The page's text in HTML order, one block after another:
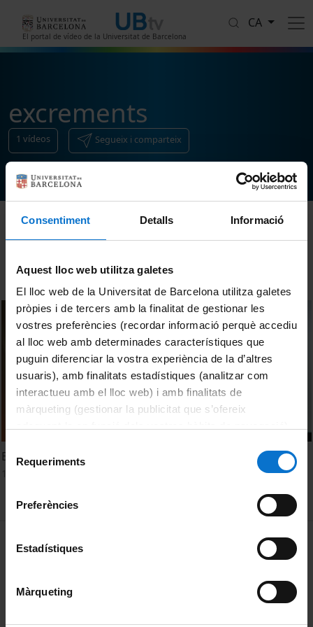
Consentiment Detalls Informació
Aquest lloc web utilitza galetes
El lloc web de la Universitat de Barcelona utilitza galetes
pròpies i de tercers amb la finalitat de gestionar les
vostres preferències (recordar informació perquè accediu
al lloc web amb determinades característiques que
puguin diferenciar la vostra experiència de la d’altres
usuaris), amb finalitats estadístiques (analitzar com
interactueu amb el lloc web) i amb finalitats de
màrqueting (gestionar la publicitat que s’ofereix
consultar laPolítica de galetes del lloc web de la
de Requeriments
Preferències
Estadístiques
Màrqueting
El portal de vídeo de la Universitat de Barcelona
CA
excrements
1 vídeos Segueix i comparteix
Ordenar
El projecte VIRWaste. Sílvia Bofill-Mas
MENÚ PEU 1
Privadesa i termes